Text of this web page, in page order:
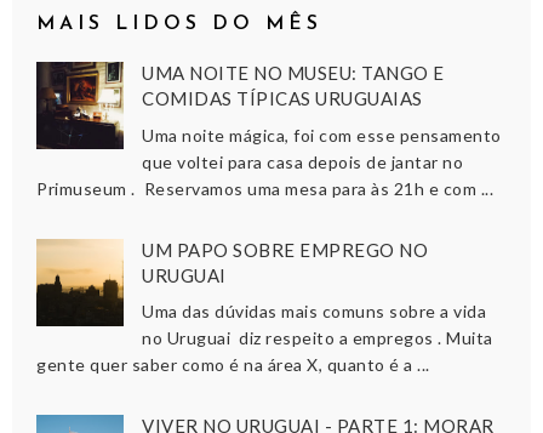
MAIS LIDOS DO MÊS
UMA NOITE NO MUSEU: TANGO E
COMIDAS TÍPICAS URUGUAIAS
Uma noite mágica, foi com esse pensamento
que voltei para casa depois de jantar no
Primuseum . Reservamos uma mesa para às 21h e com ...
UM PAPO SOBRE EMPREGO NO
URUGUAI
Uma das dúvidas mais comuns sobre a vida
no Uruguai diz respeito a empregos . Muita
gente quer saber como é na área X, quanto é a ...
VIVER NO URUGUAI - PARTE 1: MORAR